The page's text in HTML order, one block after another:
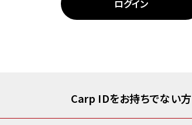
Carp IDをお持ちでない方